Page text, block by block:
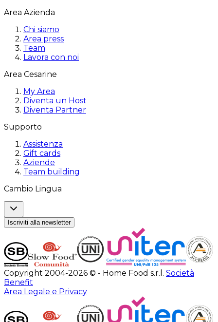
Area Azienda
Chi siamo
Area press
Team
Lavora con noi
Area Cesarine
My Area
Diventa un Host
Diventa Partner
Supporto
Assistenza
Gift cards
Aziende
Team building
Cambio Lingua
Iscriviti alla newsletter
Copyright 2004-2026 © - Home Food s.r.l. Società
Benefit
Area Legale e Privacy